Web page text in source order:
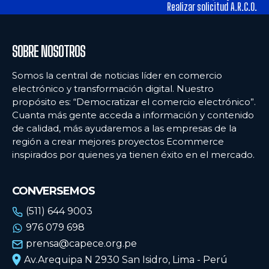
Ecommercenews
PERÚ
ARGENTINA
BOLIVIA
CHILE
ECUADOR
MÉXICO
URUGUAY
VENEZUELA
Ecommercenews
PERÚ
ARGENTINA
BOLIVIA
CHILE
ECUADOR
MÉXICO
URUGUAY
VENEZUELA
Realizar solicitud A.R.C.O.
SOBRE NOSOTROS
Somos la central de noticias líder en comercio
electrónico y transformación digital. Nuestro
propósito es: “Democratizar el comercio electrónico”.
Cuanta más gente acceda a información y contenido
de calidad, más ayudaremos a las empresas de la
región a crear mejores proyectos Ecommerce
inspirados por quienes ya tienen éxito en el mercado.
CONVERSEMOS
(511) 644 9003
976 079 698
prensa@capece.org.pe
Av.Arequipa N 2930 San Isidro, Lima - Perú